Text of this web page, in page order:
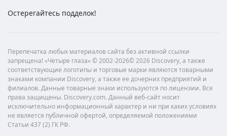
Остерегайтесь подделок!
Перепечатка любых материалов сайта без активной ссылки
запрещена! «Четыре глаза» © 2002-2026© 2026 Discovery, а также
соответствующие логотипы и торговые марки являются товарными
знаками компании Discovery, а также ее дочерних предприятий и
филиалов. Данные товарные знаки используются по лицензии. Все
права защищены. Discovery.com. Данный веб-сайт носит
исключительно информационный характер и ни при каких условиях
не является публичной офертой, определяемой положениями
Статьи 437 (2) ГК РФ.